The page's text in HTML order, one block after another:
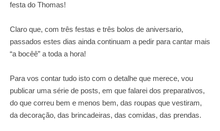
festa do Thomas!
Claro que, com três festas e três bolos de aniversario,
passados estes dias ainda continuam a pedir para cantar mais
“a bocêê” a toda a hora!
Para vos contar tudo isto com o detalhe que merece, vou
publicar uma série de posts, em que falarei dos preparativos,
do que correu bem e menos bem, das roupas que vestiram,
da decoração, das brincadeiras, das comidas, das prendas.